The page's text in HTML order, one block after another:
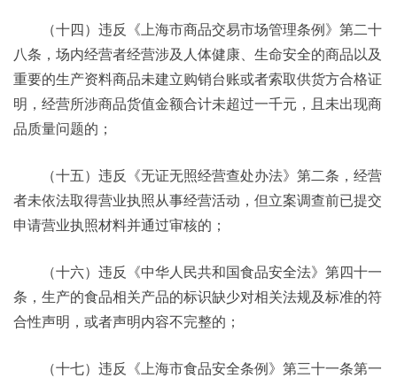
（十四）违反《上海市商品交易市场管理条例》第二十
八条，场内经营者经营涉及人体健康、生命安全的商品以及
重要的生产资料商品未建立购销台账或者索取供货方合格证
明，经营所涉商品货值金额合计未超过一千元，且未出现商
品质量问题的；
（十五）违反《无证无照经营查处办法》第二条，经营
者未依法取得营业执照从事经营活动，但立案调查前已提交
申请营业执照材料并通过审核的；
（十六）违反《中华人民共和国食品安全法》第四十一
条，生产的食品相关产品的标识缺少对相关法规及标准的符
合性声明，或者声明内容不完整的；
（十七）违反《上海市食品安全条例》第三十一条第一